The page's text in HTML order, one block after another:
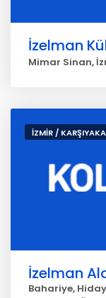
İzelman
Mimar Sinan,
İZMİR / KARŞIYAKA
İzelman
Bahariye,